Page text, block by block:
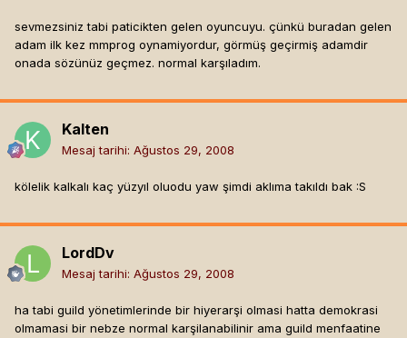
sevmezsiniz tabi paticikten gelen oyuncuyu. çünkü buradan gelen
adam ilk kez mmprog oynamiyordur, görmüş geçirmiş adamdir
onada sözünüz geçmez. normal karşıladım.
Kalten
Mesaj tarihi: Ağustos 29, 2008
kölelik kalkalı kaç yüzyıl oluodu yaw şimdi aklıma takıldı bak :S
LordDv
Mesaj tarihi: Ağustos 29, 2008
ha tabi guild yönetimlerinde bir hiyerarşi olmasi hatta demokrasi
olmamasi bir nebze normal karşilanabilinir ama guild menfaatine